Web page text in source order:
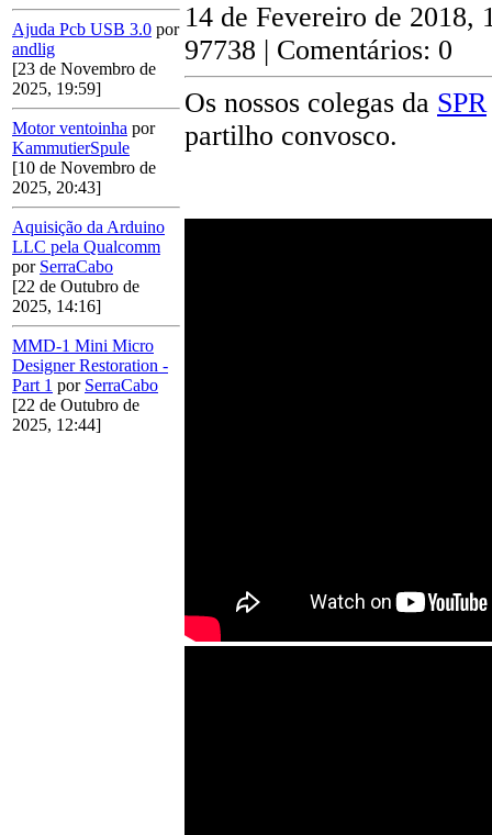
Ajuda Pcb USB 3.0 por
andlig
[23 de Novembro de
2025, 19:59]
Motor ventoinha por
KammutierSpule
[10 de Novembro de
2025, 20:43]
Aquisição da Arduino
LLC pela Qualcomm
por SerraCabo
[22 de Outubro de
2025, 14:16]
MMD-1 Mini Micro
Designer Restoration -
Part 1 por SerraCabo
[22 de Outubro de
2025, 12:44]
14 de Fevereiro de 2018,
97738 | Comentários: 0
Os nossos colegas da SPR
partilho convosco.